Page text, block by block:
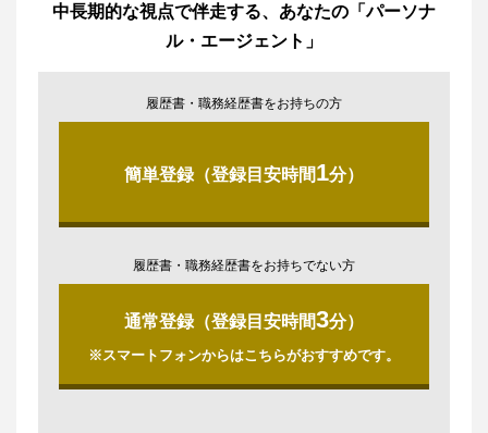
中長期的な視点で伴走する、あなたの「パーソナ
ル・エージェント」
履歴書・職務経歴書をお持ちの方
簡単登録（登録目安時間1分）
履歴書・職務経歴書をお持ちでない方
通常登録（登録目安時間3分）
※スマートフォンからはこちらがおすすめです。